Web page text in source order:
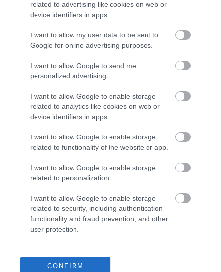
related to advertising like cookies on web or
device identifiers in apps.
I want to allow my user data to be sent to
Google for online advertising purposes.
I want to allow Google to send me
personalized advertising.
I want to allow Google to enable storage
related to analytics like cookies on web or
device identifiers in apps.
I want to allow Google to enable storage
related to functionality of the website or app.
I want to allow Google to enable storage
related to personalization.
I want to allow Google to enable storage
related to security, including authentication
functionality and fraud prevention, and other
user protection.
CONFIRM
ΜΠΕΙΤΕ ΣΤΗ ΣΥΖΗΤΗΣΗ
Loading...
Προσθήκη Σχολίου
ΣΗΜΕΡΑ ΣΤΟ IATRONET.GR
Φυτικές ίνες και οι μορφές τους